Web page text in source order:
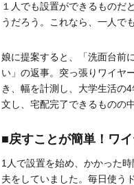
１人でも設置ができるものだ
うだろう。これなら、一人で
娘に提案すると、「洗面台前
い」の返事。突っ張りワイヤ
き、幅を計測し、大学生活の
文し、宅配完了できるものの
■戻すことが簡単！ワ
1人で設置を始め、かかった
夫をしていました。毎日使う